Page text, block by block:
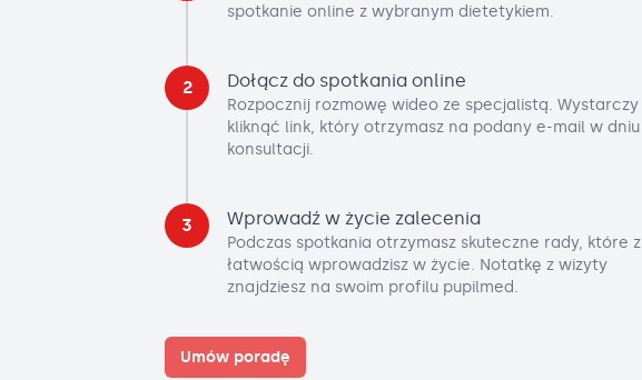
spotkanie online z wybranym dietetykiem.
2 Dołącz do spotkania online
Rozpocznij rozmowę wideo ze specjalistą. Wystarczy
kliknąć link, który otrzymasz na podany e-mail w dniu
konsultacji.
3 Wprowadź w życie zalecenia
Podczas spotkania otrzymasz skuteczne rady, które z
łatwością wprowadzisz w życie. Notatkę z wizyty
znajdziesz na swoim profilu pupilmed.
Umów poradę